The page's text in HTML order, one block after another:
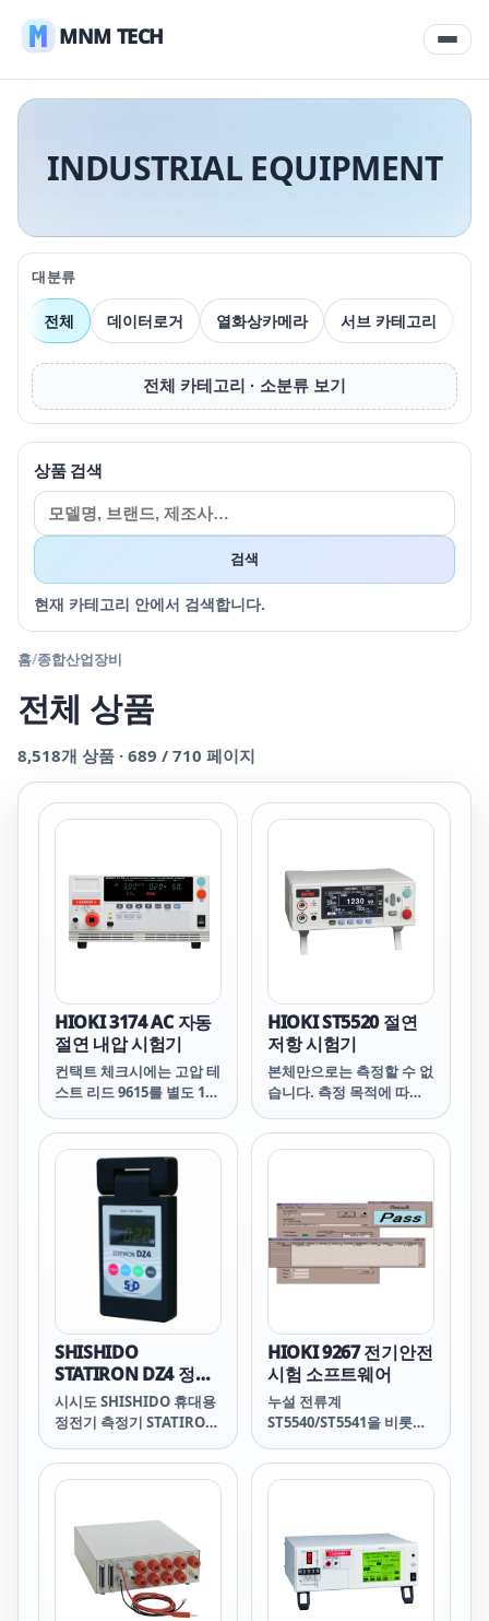
MNM TECH
INDUSTRIAL EQUIPMENT
대분류
전체 데이터로거 열화상카메라 서브 카테고리
전체 카테고리 · 소분류 보기
상품 검색
검색
현재 카테고리 안에서 검색합니다.
홈/종합산업장비
전체 상품
8,518개 상품 · 689 / 710 페이지
HIOKI 3174 AC 자동
절연 내압 시험기
컨택트 체크시에는 고압 테
스트 리드 9615를 별도 1세
HIOKI ST5520 절연
저항 시험기
본체만으로는 측정할 수 없
습니다. 측정 목적에 따라
로 구입하십시오
SHISHIDO
STATIRON DZ4 정전
기 측정기
시시도 SHISHIDO 휴대용
정전기 측정기 STATIRON
HIOKI 9267 전기안전
시험 소프트웨어
누설 전류계
ST5540/ST5541을 비롯한
3930을 일괄 관리, 데이터
를 통합합니다.